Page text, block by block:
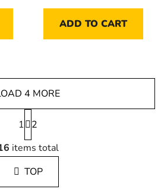
ADD TO CART
L
i
s
t
4 MORE
P
a
g
i
n
a
1
2
items total
TOP